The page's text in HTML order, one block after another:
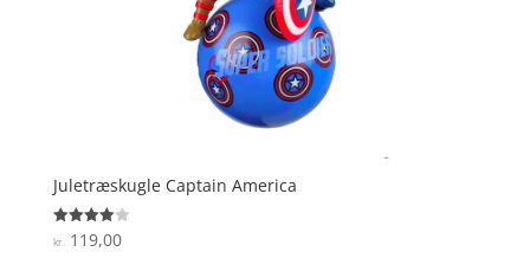
Juletræskugle Captain America
Vurderet
4
kr.119,00